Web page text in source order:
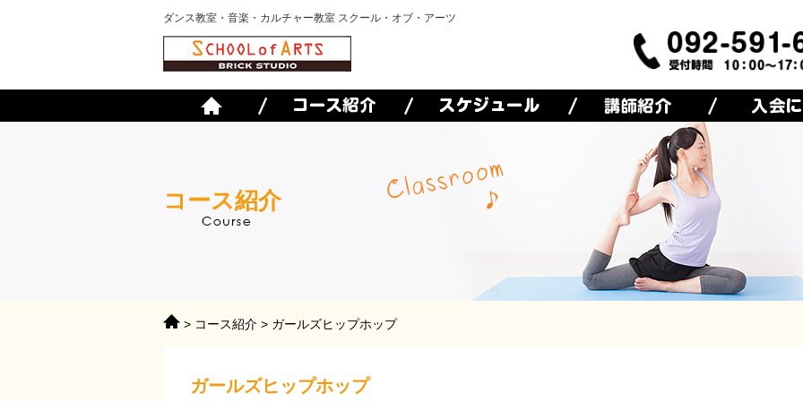
ダンス教室・音楽・カルチャー教室 スクール・オブ・アーツ
コース紹介
> コース紹介 > ガールズヒップホップ
ガールズヒップホップ